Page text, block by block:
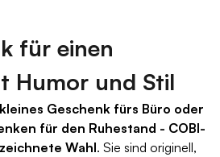
für einen
Humor und Stil
Geschenk fürs Büro oder
für den Ruhestand - COBI-
Wahl. Sie sind originell,